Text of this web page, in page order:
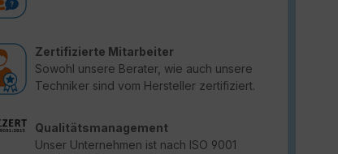
Zertifizierte Mitarbeiter
Sowohl unsere Berater, wie auch unsere
Techniker sind vom Hersteller zertifiziert.
Qualitätsmanagement
Unser Unternehmen ist nach ISO 9001